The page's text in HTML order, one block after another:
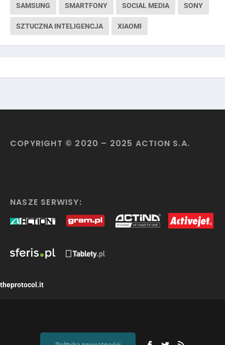
SAMSUNG SMARTFONY SOCIAL MEDIA SONY
SZTUCZNA INTELIGENCJA XIAOMI
COPYRIGHT © 2020 – 2025 ACTION S.A.
NASZE SERWISY:
theprotocol.it